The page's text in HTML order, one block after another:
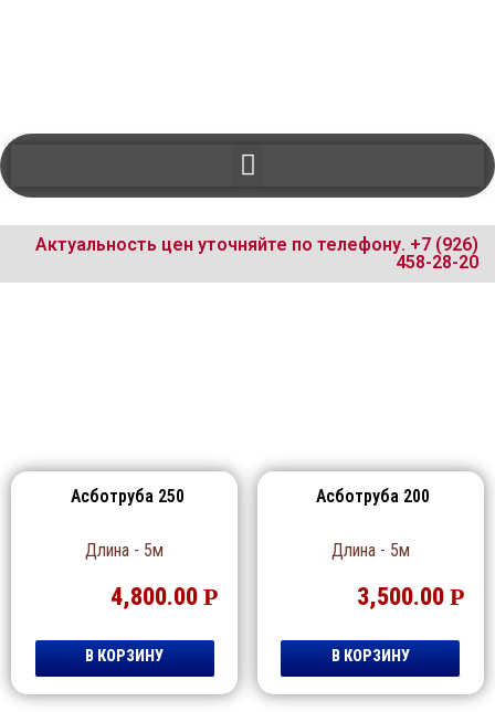
Актуальность цен уточняйте по телефону. +7 (926)
458-28-20
Асботруба 250
Длина - 5м
4,800.00Р
В КОРЗИНУ
Асботруба 200
Длина - 5м
3,500.00 Р
В КОРЗИНУ